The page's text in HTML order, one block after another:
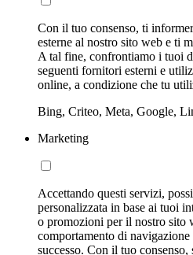
Con il tuo consenso, ti
esterne al nostro sito web e ti
A tal fine, confrontiamo i tuoi
seguenti fornitori esterni e
online, a condizione che tu
Bing, Criteo, Meta, Google,
Marketing
Accettando questi servizi,
personalizzata in base ai tuoi
o promozioni per il nostro sito
comportamento di
successo. Con il tuo